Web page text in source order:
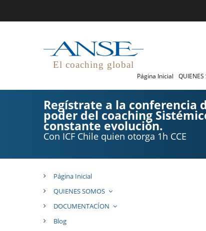
El coaching global
Página Inicial QUIENES
Regístrate a la conferencia
poder del coaching
constante evolución.
Con ICF Chile quien otorga 1h CCE
Página Inicial
QUIENES SOMOS
DOCUMENTACÍON
Blog